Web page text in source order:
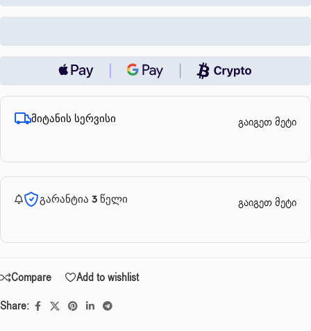
მიტანის სერვისი გაიგეთ მეტი
გარანტია 3 წელი გაიგეთ მეტი
Compare
Add to wishlist
Share: